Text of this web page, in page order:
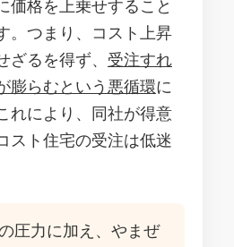
価格を上乗せすること
。つまり、コスト上昇
ざるを得ず、 受注すれ
膨らむという悪循環に
れにより、同社が得意
スト住宅の受注は低迷
圧力に加え、やまぜ